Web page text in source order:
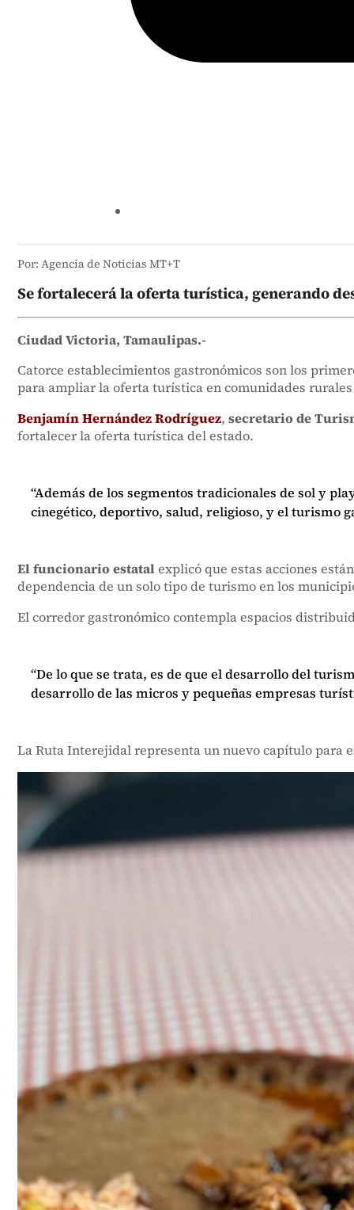
Por: Agencia de Noticias MT+T
Se fortalecerá la oferta turística, generando
Ciudad Victoria, Tamaulipas.-
Catorce establecimientos gastronómicos son los
para ampliar la oferta turística en comunidades
Benjamín Hernández Rodríguez, secretario de
fortalecer la oferta turística del estado.
“Además de los segmentos tradicionales de sol y
cinegético, deportivo, salud, religioso, y el turismo
El funcionario estatalexplicó que estas acciones
dependencia de un solo tipo de turismo en los
El corredor gastronómico contempla espacios
“De lo que se trata, es de que el desarrollo del
desarrollo de las micros y pequeñas empresas
La Ruta Interejidal representa un nuevo capítulo para